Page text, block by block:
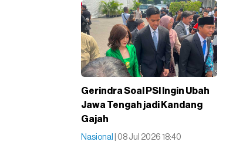
Gerindra Soal PSI Ingin Ubah
Jawa Tengah jadi Kandang
Gajah
Nasional | 08 Jul 2026 18:40